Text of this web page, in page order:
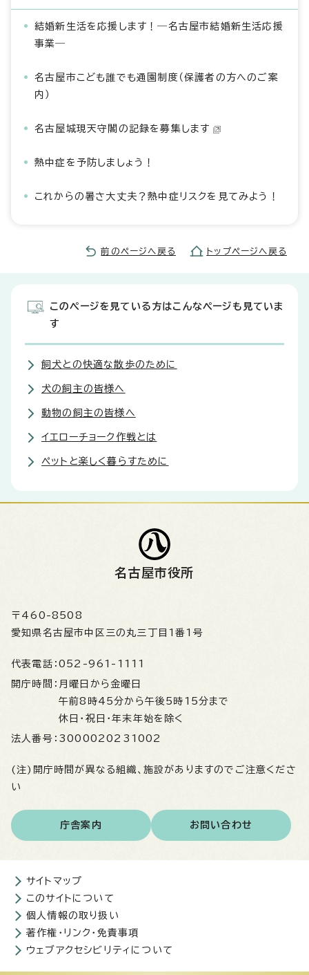
結婚新生活を応援します！―名古屋市結婚新生活応援
事業―
名古屋市こども誰でも通園制度（保護者の方へのご案
内）
名古屋城現天守閣の記録を募集します
熱中症を予防しましょう！
これからの暑さ大丈夫？熱中症リスクを見てみよう！
前のページへ戻る トップページへ戻る
このページを見ている方はこんなページも見ていま
す
飼犬との快適な散歩のために
犬の飼主の皆様へ
動物の飼主の皆様へ
イエローチョーク作戦とは
ペットと楽しく暮らすために
名古屋市役所
〒460-8508
愛知県名古屋市中区三の丸三丁目1番1号
代表電話： 052-961-1111
開庁時間： 月曜日から金曜日
午前8時45分から午後5時15分まで
休日・祝日・年末年始を除く
法人番号： 3000020231002
(注)開庁時間が異なる組織、施設がありますのでご注意くださ
い
庁舎案内 お問い合わせ
サイトマップ
このサイトについて
個人情報の取り扱い
著作権・リンク・免責事項
ウェブアクセシビリティについて